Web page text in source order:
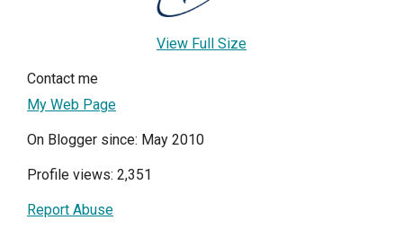
View Full Size
Contact me
My Web Page
On Blogger since: May 2010
Profile views: 2,351
Report Abuse